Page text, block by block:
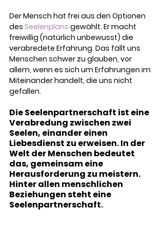
Der Mensch hat frei aus den Optionen
des Seelenplans gewählt. Er macht
freiwillig (natürlich unbewusst) die
verabredete Erfahrung. Das fällt uns
Menschen schwer zu glauben, vor
allem, wenn es sich um Erfahrungen im
Miteinander handelt, die uns nicht
gefallen.
Die Seelenpartnerschaft ist eine
Verabredung zwischen zwei
Seelen, einander einen
Liebesdienst zu erweisen. In der
Welt der Menschen bedeutet
das, gemeinsam eine
Herausforderung zu meistern.
Hinter allen menschlichen
Beziehungen steht eine
Seelenpartnerschaft.